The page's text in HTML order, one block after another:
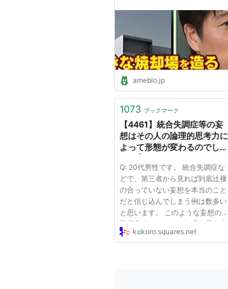
ameblo.jp
1073 ブックマーク
【4461】統合失調症等の妄
想はその人の論理的思考力に
よって形態が変わるのでしょ
談室
Q: 20代男性です。 統合失調症な
どで、第三者から見れば到底辻褄
の合っていない妄想を本当のこと
だと信じ込んでしまう例は数多い
と思います。 このような妄想の
飛躍具合は、もとの論理的思考力
やIQといったものと相関があるの
kokoro.squares.net